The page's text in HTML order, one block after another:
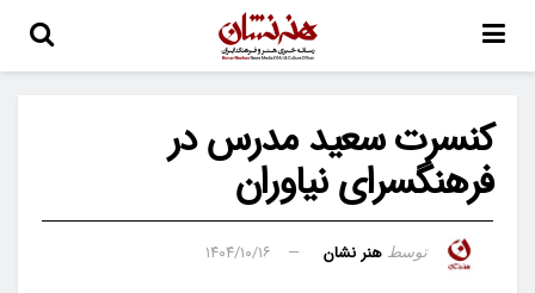
کنسرت سعید مدرس در
فرهنگسرای نیاوران
توسط هنر نشان ۱۴۰۴/۱۰/۱۶